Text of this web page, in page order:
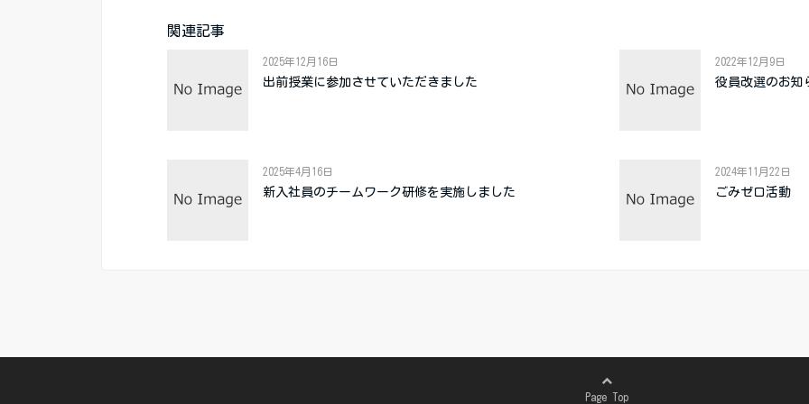
関連記事
2025年12月16日
出前授業に参加させていただきました
2022年12月9日
役員改選のお知
2025年4月16日
新入社員のチームワーク研修を実施しました
2024年11月22日
ごみゼロ活動
Page Top